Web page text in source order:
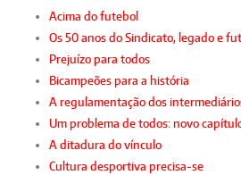
Acima do futebol
Os 50 anos do Sindicato, legado e
Prejuízo para todos
Bicampeões para a história
A regulamentação dos
Um problema de todos: novo
A ditadura do vínculo
Cultura desportiva precisa-se